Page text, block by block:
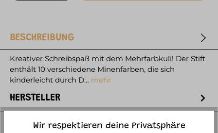
BESCHREIBUNG
Kreativer Schreibspaß mit dem Mehrfarbkuli! Der Stift
enthält 10 verschiedene Minenfarben, die sich
kinderleicht durch D… mehr
HERSTELLER
WEITERE ARTIKELINFOS
Wir respektieren deine Privatsphäre